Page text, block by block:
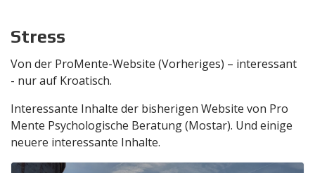
Stress
Von der ProMente-Website (Vorheriges) – interessant
- nur auf Kroatisch.
Interessante Inhalte der bisherigen Website von Pro
Mente Psychologische Beratung (Mostar). Und einige
neuere interessante Inhalte.